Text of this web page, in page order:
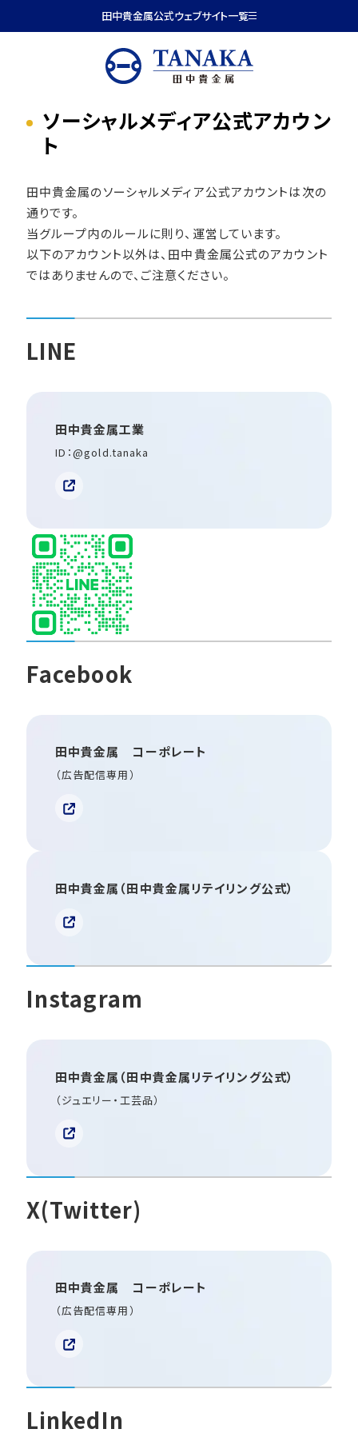
田中貴金属公式ウェブサイト一覧
ソーシャルメディア公式アカウン
ト
田中貴金属のソーシャルメディア公式アカウントは次の
通りです。
当グループ内のルールに則り、運営しています。
以下のアカウント以外は、田中貴金属公式のアカウント
ではありませんので、ご注意ください。
LINE
田中貴金属工業
ID：@gold.tanaka
Facebook
田中貴金属 コーポレート
（広告配信専用）
田中貴金属（田中貴金属リテイリング公式）
Instagram
田中貴金属（田中貴金属リテイリング公式）
（ジュエリー・工芸品）
X(Twitter)
田中貴金属 コーポレート
（広告配信専用）
LinkedIn